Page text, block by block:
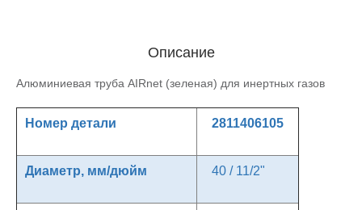
Описание
Алюминиевая труба AIRnet (зеленая) для инертных газов
Номер детали 2811406105
Диаметр, мм/дюйм 40 / 11/2"